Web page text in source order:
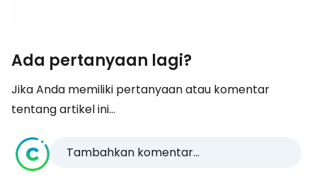
Ada pertanyaan lagi?
Jika Anda memiliki pertanyaan atau komentar
tentang artikel ini...
Tambahkan komentar...